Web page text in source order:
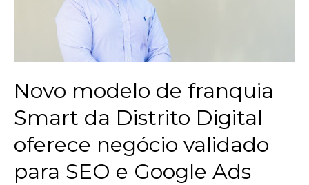
Novo modelo de franquia
Smart da Distrito Digital
oferece negócio validado
para SEO e Google Ads